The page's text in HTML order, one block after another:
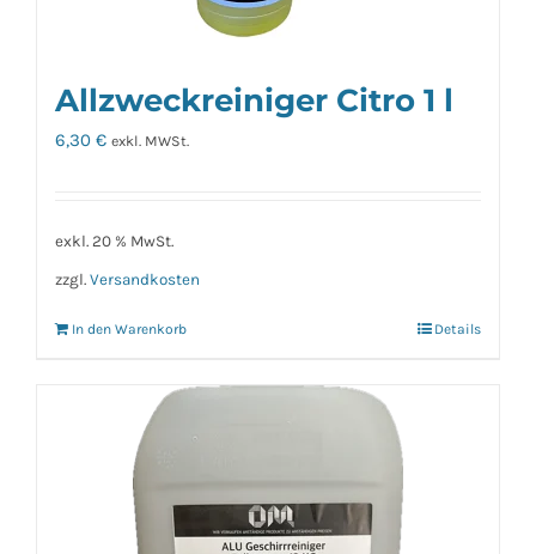
Allzweckreiniger Citro 1 l
6,30 € exkl. MWSt.
exkl. 20 % MwSt.
zzgl. Versandkosten
In den Warenkorb Details